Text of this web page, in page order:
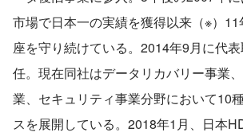
市場で日本一の実績を獲得以来（※）
座を守り続けている。2014年9月に代
任。現在同社はデータリカバリー事業
業、セキュリティ事業分野において10
スを展開している。2018年1月、日本